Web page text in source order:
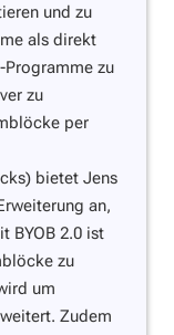
und zu
als direkt
Programme zu
zu
per
bietet Jens
an,
BYOB 2.0 ist
zu
um
Zudem